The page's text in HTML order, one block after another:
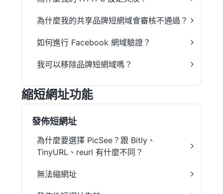
為什麼我的共享品牌短網域會審核不通過？
如何進行 Facebook 網域驗證？
我可以移除品牌短網域嗎？
縮短網址功能
發佈短網址
為什麼要選擇 PicSee？跟 Bitly、
TinyURL、reurl 有什麼不同？
無法縮網址